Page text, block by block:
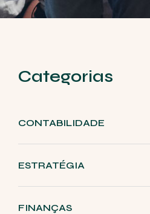
Categorias
CONTABILIDADE
ESTRATÉGIA
FINANÇAS